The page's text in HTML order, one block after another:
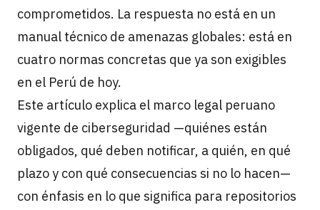
comprometidos. La respuesta no está en un
manual técnico de amenazas globales: está en
cuatro normas concretas que ya son exigibles
en el Perú de hoy.
Este artículo explica el marco legal peruano
vigente de ciberseguridad —quiénes están
obligados, qué deben notificar, a quién, en qué
plazo y con qué consecuencias si no lo hacen—
con énfasis en lo que significa para repositorios